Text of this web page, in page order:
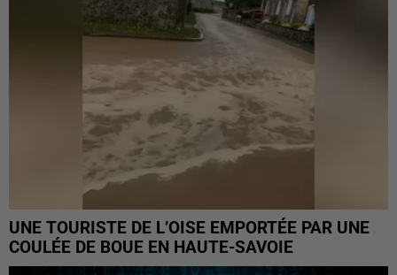
UNE TOURISTE DE L’OISE EMPORTÉE PAR UNE
COULÉE DE BOUE EN HAUTE-SAVOIE